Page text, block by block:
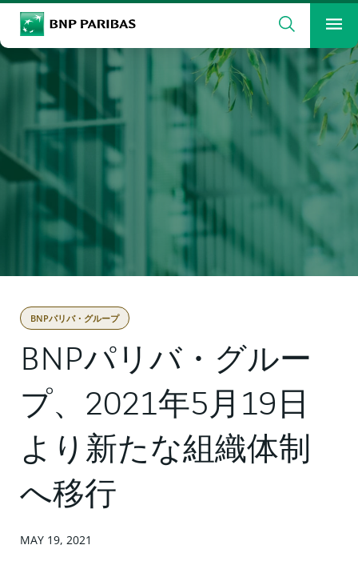
BNP Paribas
検索
検索ワードを入力
検索
メ
BNPパリバ・グループ
BNPパリバ・グルー
プ、2021年5月19日
より新たな組織体制
へ移行
MAY 19, 2021